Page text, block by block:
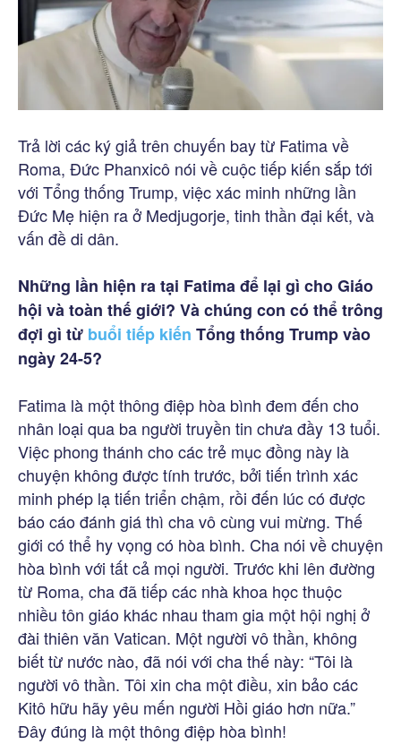
Trả lời các ký giả trên chuyến bay từ Fatima về
Roma, Đức Phanxicô nói về cuộc tiếp kiến sắp tới
với Tổng thống Trump, việc xác minh những lần
Đức Mẹ hiện ra ở Medjugorje, tinh thần đại kết, và
vấn đề di dân.
Những lần hiện ra tại Fatima để lại gì cho Giáo
hội và toàn thế giới? Và chúng con có thể trông
đợi gì từ buổi tiếp kiến Tổng thống Trump vào
ngày 24-5?
Fatima là một thông điệp hòa bình đem đến cho
nhân loại qua ba người truyền tin chưa đầy 13 tuổi.
Việc phong thánh cho các trẻ mục đồng này là
chuyện không được tính trước, bởi tiến trình xác
minh phép lạ tiến triển chậm, rồi đến lúc có được
báo cáo đánh giá thì cha vô cùng vui mừng. Thế
giới có thể hy vọng có hòa bình. Cha nói về chuyện
hòa bình với tất cả mọi người. Trước khi lên đường
từ Roma, cha đã tiếp các nhà khoa học thuộc
nhiều tôn giáo khác nhau tham gia một hội nghị ở
đài thiên văn Vatican. Một người vô thần, không
biết từ nước nào, đã nói với cha thế này: “Tôi là
người vô thần. Tôi xin cha một điều, xin bảo các
Kitô hữu hãy yêu mến người Hồi giáo hơn nữa.”
Đây đúng là một thông điệp hòa bình!